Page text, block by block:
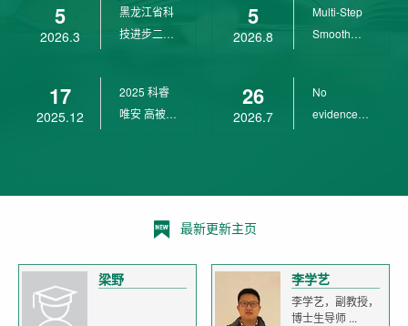
5
2026.3
黑龙江省科
技进步二等
17
2025.12
2025 科睿
唯安 高被引
5
2026.8
Multi-Step
Smooth
26
2026.7
No
evidence of
最新更新主页
梁野 李学艺
李学艺，副教授，
博士生导师 ...